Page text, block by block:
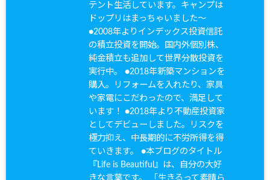
テント生活しています。キャンプは
ドップリはまっちゃいました〜
●2008年よりインデックス投資信託
の積立投資を開始。国内外個別株、
純金積立も追加して世界分散投資を
実行中。 ●2018年新築マンションを
購入。リフォームを入れたり、家具
や家電にこだわったので、満足して
います！ ●2018年より不動産投資家
としてデビューしました。リスクを
極力抑え、中長期的に不労所得を得
ていきます。 ●本ブログのタイトル
『Life is Beautiful』は、自分の大好
きな言葉です。 「生きるって素晴ら